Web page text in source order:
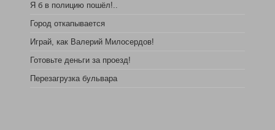
Я б в полицию пошёл!..
Город откапывается
Играй, как Валерий Милосердов!
Готовьте деньги за проезд!
Перезагрузка бульвара